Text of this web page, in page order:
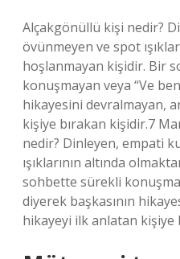
Alçakgönüllü kişi nedir?
övünmeyen ve spot
hoşlanmayan kişidir. Bir
konuşmayan veya “Ve
hikayesini devralmayan,
kişiye bırakan kişidir.7
nedir? Dinleyen, empati
ışıklarının altında
sohbette sürekli
diyerek başkasının
hikayeyi ilk anlatan kişiye